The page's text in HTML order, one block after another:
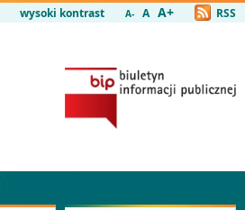
wysoki kontrast A- A A+ RSS